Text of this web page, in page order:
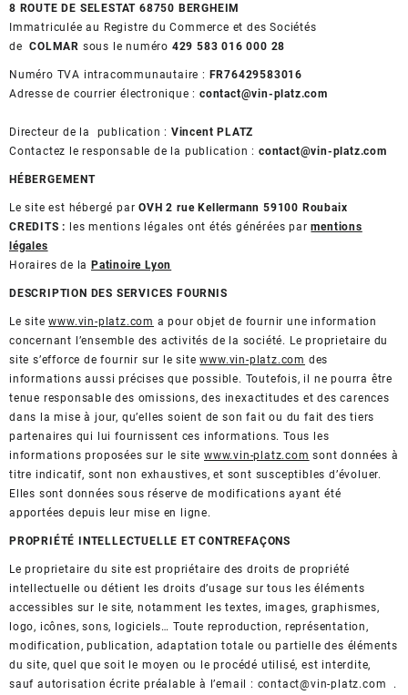
8 ROUTE DE SELESTAT 68750 BERGHEIM
Immatriculée au Registre du Commerce et des Sociétés
deCOLMAR sous le numéro 429 583 016 000 28
Numéro TVA intracommunautaire : FR76429583016
Adresse de courrier électronique : contact@vin-platz.com
Directeur de la publication : Vincent PLATZ
Contactez le responsable de la publication : contact@vin-platz.com
HÉBERGEMENT
Le site est hébergé parOVH 2 rue Kellermann 59100 Roubaix
CREDITS : les mentions légales ont étés générées parmentions
légales
Horaires de la Patinoire Lyon
DESCRIPTION DES SERVICES FOURNIS
Le sitewww.vin-platz.com a pour objet de fournir une information
concernant l’ensemble des activités de la société. Le proprietaire du
site s’efforce de fournir sur le sitewww.vin-platz.com des
informations aussi précises que possible. Toutefois, il ne pourra être
tenue responsable des omissions, des inexactitudes et des carences
dans la mise à jour, qu’elles soient de son fait ou du fait des tiers
partenaires qui lui fournissent ces informations. Tous les
informations proposées sur le sitewww.vin-platz.com sont données à
titre indicatif, sont non exhaustives, et sont susceptibles d’évoluer.
Elles sont données sous réserve de modifications ayant été
apportées depuis leur mise en ligne.
PROPRIÉTÉ INTELLECTUELLE ET CONTREFAÇONS
Le proprietaire du site est propriétaire des droits de propriété
intellectuelle ou détient les droits d’usage sur tous les éléments
accessibles sur le site, notamment les textes, images, graphismes,
logo, icônes, sons, logiciels… Toute reproduction, représentation,
modification, publication, adaptation totale ou partielle des éléments
du site, quel que soit le moyen ou le procédé utilisé, est interdite,
sauf autorisation écrite préalable à l’email : contact@vin-platz.com .